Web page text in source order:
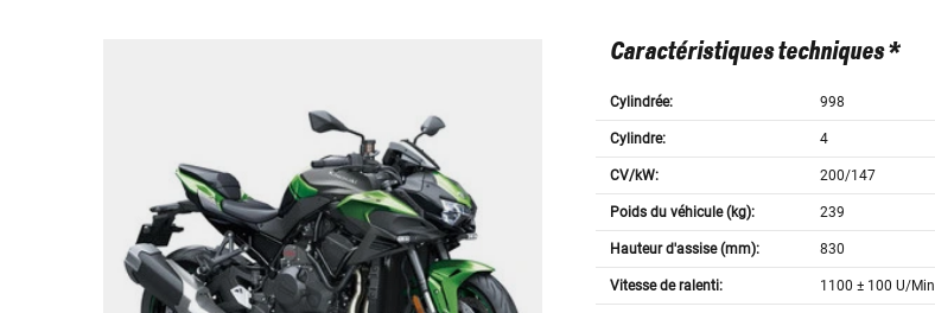
Caractéristiques techniques *
Cylindrée: 998
Cylindre: 4
CV/kW: 200/147
Poids du véhicule (kg): 239
Hauteur d'assise (mm): 830
Vitesse de ralenti: 1100 ± 100 U/Min